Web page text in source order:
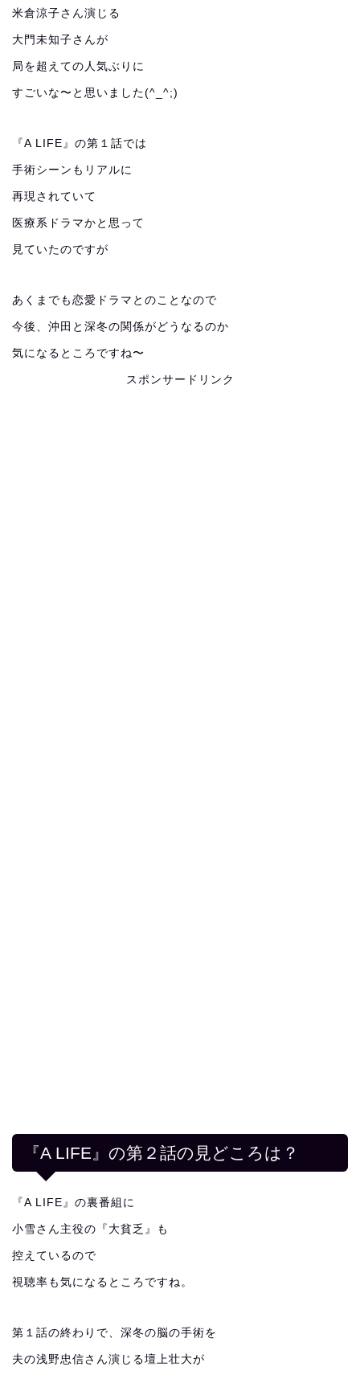
米倉涼子さん演じる
大門未知子さんが
局を超えての人気ぶりに
すごいな〜と思いました(^_^;)
『A LIFE』の第１話では
手術シーンもリアルに
再現されていて
医療系ドラマかと思って
見ていたのですが
あくまでも恋愛ドラマとのことなので
今後、沖田と深冬の関係がどうなるのか
気になるところですね〜
スポンサードリンク
『A LIFE』の第２話の見どころは？
『A LIFE』の裏番組に
小雪さん主役の『大貧乏』も
控えているので
視聴率も気になるところですね。
第１話の終わりで、深冬の脳の手術を
夫の浅野忠信さん演じる壇上壮大が